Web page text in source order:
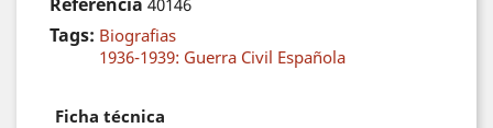
40146
Tags: Biografias
1936-1939: Guerra Civil Española
Ficha técnica